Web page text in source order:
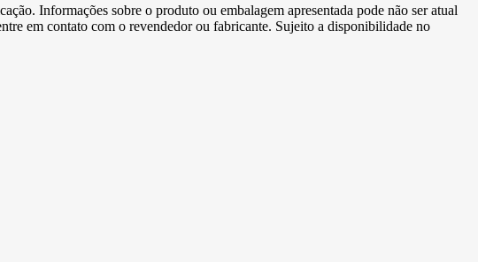
Informações sobre o produto ou embalagem apresentada pode não ser atual
em contato com o revendedor ou fabricante. Sujeito a disponibilidade no